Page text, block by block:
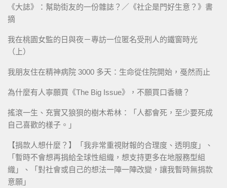
《大誌》：幫助街友的一份雜誌？／《社企是門好生意？》書
摘
我在桃園女監的日與夜－專訪一位匿名受刑人的鐵窗時光
（上）
我朋友住在精神病院 3000 多天：生命從住院開始，戞然而止
為什麼有人寧願買《The Big Issue》，不願買口香糖？
搖滾一生、充實又狼狽的樹木希林：「人都會死，至少要死成
自己喜歡的樣子。」
【捐款人想什麼？】「我非常重視財報的合理度、透明度」、
「暫時不會想再捐給全球性組織，想支持更多在地服務型組
織」、「對社會或自己的想法一陣一陣改變，讓我暫時無捐款
意願」